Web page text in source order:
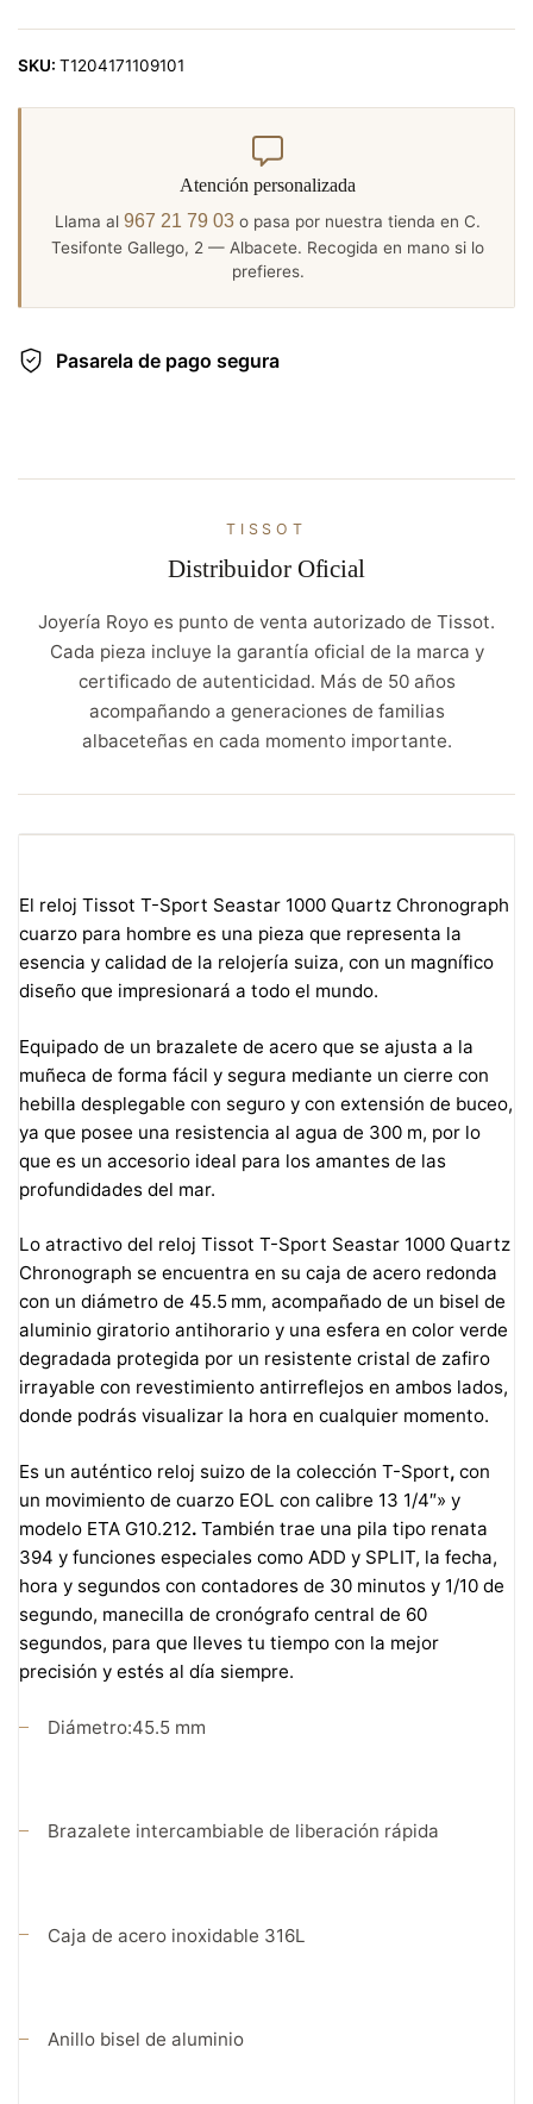
SKU: T1204171109101
Atención personalizada
Llama al 967 21 79 03 o pasa por nuestra tienda en C.
Tesifonte Gallego, 2 — Albacete. Recogida en mano si lo
prefieres.
Pasarela de pago segura
TISSOT
Distribuidor Oficial
Joyería Royo es punto de venta autorizado de Tissot.
Cada pieza incluye la garantía oficial de la marca y
certificado de autenticidad. Más de 50 años
acompañando a generaciones de familias
albaceteñas en cada momento importante.
El reloj Tissot T-Sport Seastar 1000 Quartz Chronograph
cuarzo para hombre es una pieza que representa la
esencia y calidad de la relojería suiza, con un magnífico
diseño que impresionará a todo el mundo.
Equipado de un brazalete de acero que se ajusta a la
muñeca de forma fácil y segura mediante un cierre con
hebilla desplegable con seguro y con extensión de buceo,
ya que posee una resistencia al agua de 300 m, por lo
que es un accesorio ideal para los amantes de las
profundidades del mar.
Lo atractivo del reloj Tissot T-Sport Seastar 1000 Quartz
Chronograph se encuentra en su caja de acero redonda
con un diámetro de 45.5 mm, acompañado de un bisel de
aluminio giratorio antihorario y una esfera en color verde
degradada protegida por un resistente cristal de zafiro
irrayable con revestimiento antirreflejos en ambos lados,
donde podrás visualizar la hora en cualquier momento.
Es un auténtico reloj suizo de la colección T-Sport, con
un movimiento de cuarzo EOL con calibre 13 1/4″» y
modelo ETA G10.212. También trae una pila tipo renata
394 y funciones especiales como ADD y SPLIT, la fecha,
hora y segundos con contadores de 30 minutos y 1/10 de
segundo, manecilla de cronógrafo central de 60
segundos, para que lleves tu tiempo con la mejor
precisión y estés al día siempre.
Diámetro:45.5 mm
Brazalete intercambiable de liberación rápida
Caja de acero inoxidable 316L
Anillo bisel de aluminio